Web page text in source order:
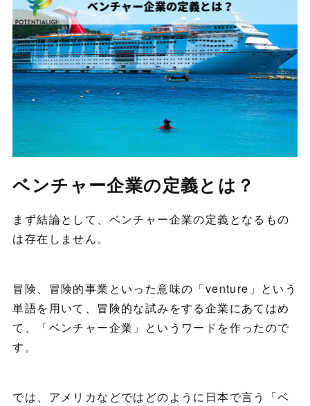
ベンチャー企業の定義とは？
まず結論として、ベンチャー企業の定義となるもの
は存在しません。
冒険、冒険的事業といった意味の「venture」という
単語を用いて、冒険的な試みをする企業にあてはめ
て、「ベンチャー企業」というワードを作ったので
す。
では、アメリカなどではどのように日本で言う「ベ